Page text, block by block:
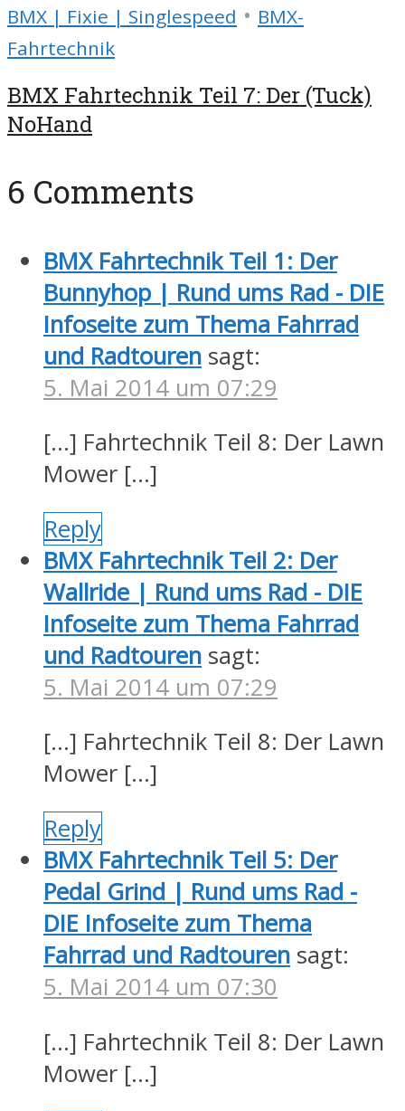
BMX | Fixie | Singlespeed • BMX-
Fahrtechnik
BMX Fahrtechnik Teil 7: Der (Tuck)
NoHand
6 Comments
BMX Fahrtechnik Teil 1: Der
Bunnyhop | Rund ums Rad - DIE
Infoseite zum Thema Fahrrad
und Radtouren sagt:
5. Mai 2014 um 07:29
[…] Fahrtechnik Teil 8: Der Lawn
Mower […]
Reply
BMX Fahrtechnik Teil 2: Der
Wallride | Rund ums Rad - DIE
Infoseite zum Thema Fahrrad
und Radtouren sagt:
5. Mai 2014 um 07:29
[…] Fahrtechnik Teil 8: Der Lawn
Mower […]
Reply
BMX Fahrtechnik Teil 5: Der
Pedal Grind | Rund ums Rad -
DIE Infoseite zum Thema
Fahrrad und Radtouren sagt:
5. Mai 2014 um 07:30
[…] Fahrtechnik Teil 8: Der Lawn
Mower […]